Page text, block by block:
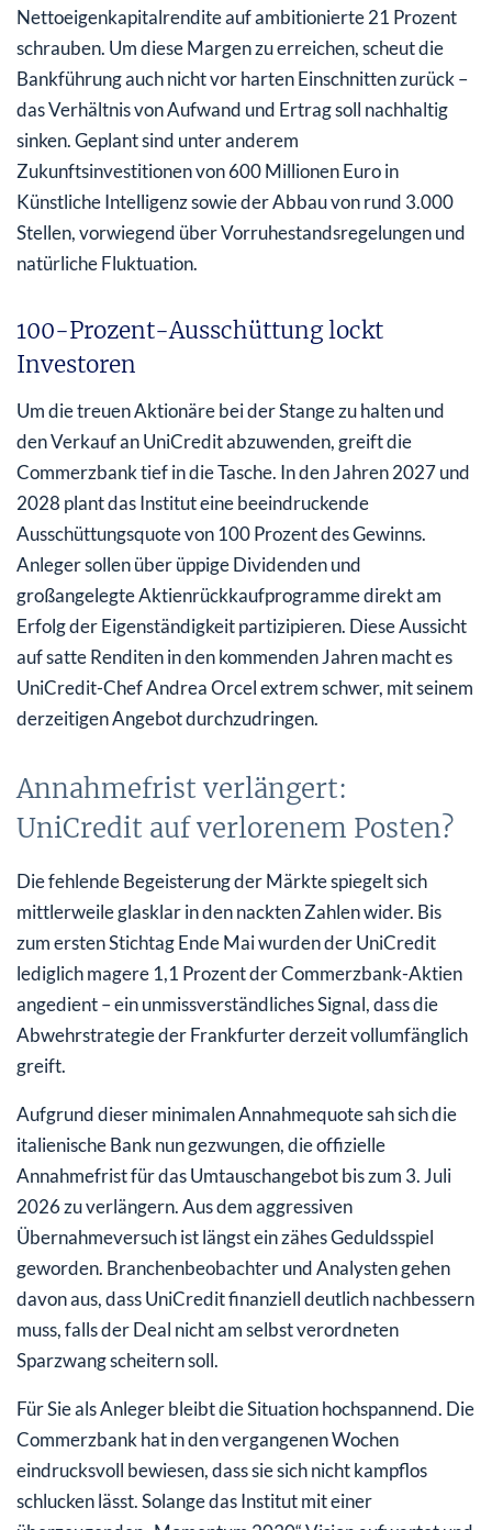
Nettoeigenkapitalrendite auf ambitionierte 21 Prozent
schrauben. Um diese Margen zu erreichen, scheut die
Bankführung auch nicht vor harten Einschnitten zurück –
das Verhältnis von Aufwand und Ertrag soll nachhaltig
sinken. Geplant sind unter anderem
Zukunftsinvestitionen von 600 Millionen Euro in
Künstliche Intelligenz sowie der Abbau von rund 3.000
Stellen, vorwiegend über Vorruhestandsregelungen und
natürliche Fluktuation.
100-Prozent-Ausschüttung lockt
Investoren
Um die treuen Aktionäre bei der Stange zu halten und
den Verkauf an UniCredit abzuwenden, greift die
Commerzbank tief in die Tasche. In den Jahren 2027 und
2028 plant das Institut eine beeindruckende
Ausschüttungsquote von 100 Prozent des Gewinns.
Anleger sollen über üppige Dividenden und
großangelegte Aktienrückkaufprogramme direkt am
Erfolg der Eigenständigkeit partizipieren. Diese Aussicht
auf satte Renditen in den kommenden Jahren macht es
UniCredit-Chef Andrea Orcel extrem schwer, mit seinem
derzeitigen Angebot durchzudringen.
Annahmefrist verlängert:
UniCredit auf verlorenem Posten?
Die fehlende Begeisterung der Märkte spiegelt sich
mittlerweile glasklar in den nackten Zahlen wider. Bis
zum ersten Stichtag Ende Mai wurden der UniCredit
lediglich magere 1,1 Prozent der Commerzbank-Aktien
angedient – ein unmissverständliches Signal, dass die
Abwehrstrategie der Frankfurter derzeit vollumfänglich
greift.
Aufgrund dieser minimalen Annahmequote sah sich die
italienische Bank nun gezwungen, die offizielle
Annahmefrist für das Umtauschangebot bis zum 3. Juli
2026 zu verlängern. Aus dem aggressiven
Übernahmeversuch ist längst ein zähes Geduldsspiel
geworden. Branchenbeobachter und Analysten gehen
davon aus, dass UniCredit finanziell deutlich nachbessern
muss, falls der Deal nicht am selbst verordneten
Sparzwang scheitern soll.
Für Sie als Anleger bleibt die Situation hochspannend. Die
Commerzbank hat in den vergangenen Wochen
eindrucksvoll bewiesen, dass sie sich nicht kampflos
schlucken lässt. Solange das Institut mit einer